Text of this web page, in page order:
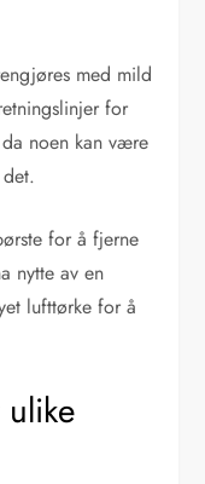
med mild
for
noen kan være
for å fjerne
nytte av en
lufttørke for å